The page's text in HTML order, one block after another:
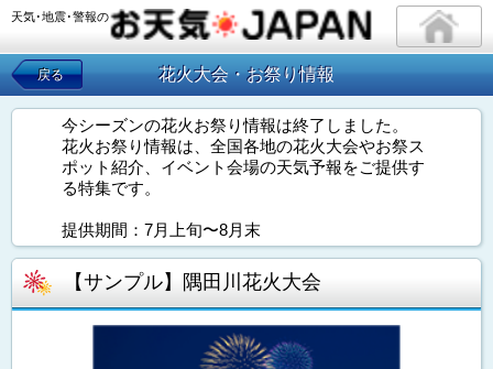
天気･地震･警報の
戻る 花火大会・お祭り情報
今シーズンの花火お祭り情報は終了しました。
花火お祭り情報は、全国各地の花火大会やお祭ス
ポット紹介、イベント会場の天気予報をご提供す
る特集です。
提供期間：7月上旬〜8月末
【サンプル】隅田川花火大会